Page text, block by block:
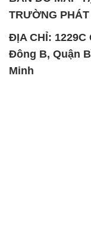
TRƯỜNG PHÁT
ĐỊA CHỈ:
Đông B, Quận
Minh